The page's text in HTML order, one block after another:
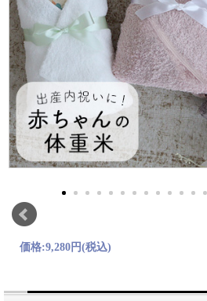
価格:9,280円(税込)